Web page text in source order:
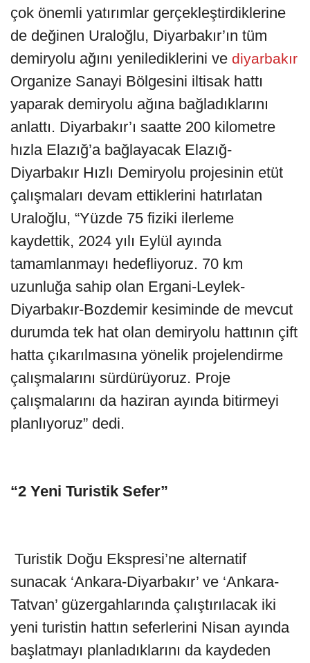
çok önemli yatırımlar gerçekleştirdiklerine
de değinen Uraloğlu, Diyarbakır’ın tüm
demiryolu ağını yenilediklerini ve diyarbakır
Organize Sanayi Bölgesini iltisak hattı
yaparak demiryolu ağına bağladıklarını
anlattı. Diyarbakır’ı saatte 200 kilometre
hızla Elazığ’a bağlayacak Elazığ-
Diyarbakır Hızlı Demiryolu projesinin etüt
çalışmaları devam ettiklerini hatırlatan
Uraloğlu, “Yüzde 75 fiziki ilerleme
kaydettik, 2024 yılı Eylül ayında
tamamlanmayı hedefliyoruz. 70 km
uzunluğa sahip olan Ergani-Leylek-
Diyarbakır-Bozdemir kesiminde de mevcut
durumda tek hat olan demiryolu hattının çift
hatta çıkarılmasına yönelik projelendirme
çalışmalarını sürdürüyoruz. Proje
çalışmalarını da haziran ayında bitirmeyi
planlıyoruz” dedi.
“2 Yeni Turistik Sefer”
Turistik Doğu Ekspresi’ne alternatif
sunacak ‘Ankara-Diyarbakır’ ve ‘Ankara-
Tatvan’ güzergahlarında çalıştırılacak iki
yeni turistin hattın seferlerini Nisan ayında
başlatmayı planladıklarını da kaydeden